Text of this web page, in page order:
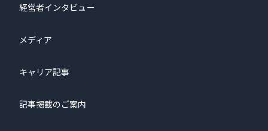
経営者インタビュー
メディア
キャリア記事
記事掲載のご案内